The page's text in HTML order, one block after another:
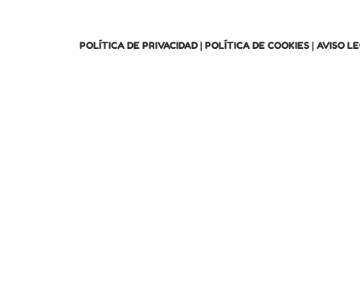
POLÍTICA DE PRIVACIDAD| POLÍTICA DE COOKIES| AVISO